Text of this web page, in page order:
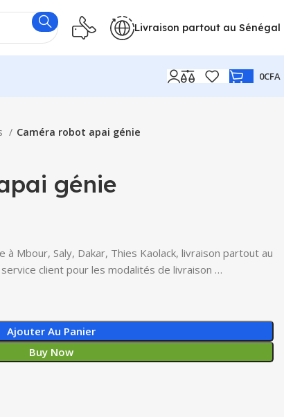
Livraison partout au Sénégal
0CFA
Caméra robot apai génie
génie
Mbour, Saly, Dakar, Thies Kaolack, livraison partout au
client pour les modalités de livraison …
Ajouter Au Panier
Buy Now